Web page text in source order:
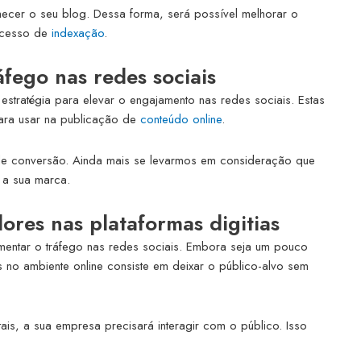
o seu blog. Dessa forma, será possível melhorar o
de indexação.
nas redes sociais
para elevar o engajamento nas redes sociais. Estas
usar na publicação de conteúdo online.
conversão. Ainda mais se levarmos em consideração que
sua marca.
nas plataformas digitias
o tráfego nas redes sociais. Embora seja um pouco
ambiente online consiste em deixar o público-alvo sem
a sua empresa precisará interagir com o público. Isso